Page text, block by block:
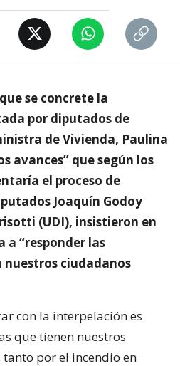
se concrete la
por diputados de
de Vivienda, Paulina
avances” que según los
el proceso de
Joaquín Godoy
(UDI), insistieron en
a “responder las
ciudadanos
con la interpelación es
que tienen nuestros
por el incendio en